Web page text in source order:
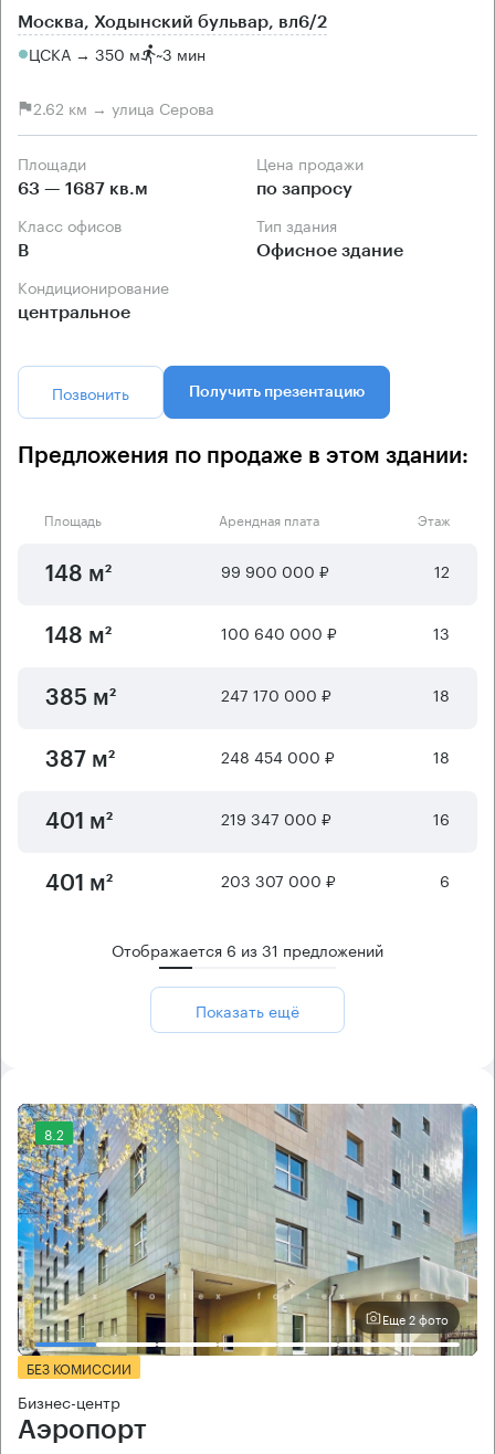
Москва, Ходынский бульвар, вл6/2
ЦСКА → 350 м ~3 мин
2.62 км → улица Серова
Площади
63 — 1687 кв.м
Цена продажи
по запросу
Класс офисов
B
Тип здания
Офисное здание
Кондиционирование
центральное
Позвонить Получить презентацию
Предложения по продаже в этом здании:
Площадь Арендная плата Этаж
148 м² 99 900 000 ₽ 12
148 м² 100 640 000 ₽ 13
385 м² 247 170 000 ₽ 18
387 м² 248 454 000 ₽ 18
401 м² 219 347 000 ₽ 16
401 м² 203 307 000 ₽ 6
Отображается 6 из31 предложений
Показать ещё
8.2
Еще 2 фото
БЕЗ КОМИССИИ
Бизнес-центр
Аэропорт